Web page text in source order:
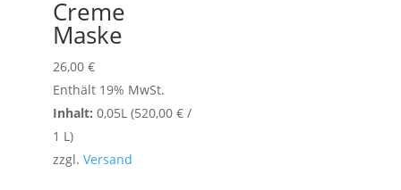
Creme
Maske
26,00 €
Enthält 19% MwSt.
Inhalt: 0,05L (520,00 €/
1 L)
zzgl. Versand